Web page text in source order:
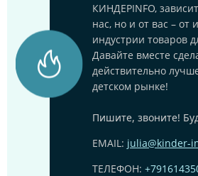
КИНДЕРINFO,
нас, но и от вас – от
индустрии товаров
Давайте вместе
действительно
детском рынке!
Пишите, звоните!
EMAIL: julia@kinder-
ТЕЛЕФОН: